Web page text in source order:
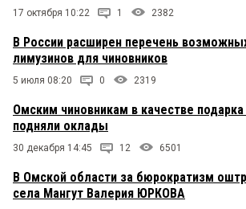
17 октября 10:22 1 2382
В России расширен перечень
лимузинов для чиновников
5 июля 08:20 0 2319
Омским чиновникам в качестве
подняли оклады
30 декабря 14:45 12 6501
В Омской области за бюрократизм
села Мангут Валерия ЮРКОВА